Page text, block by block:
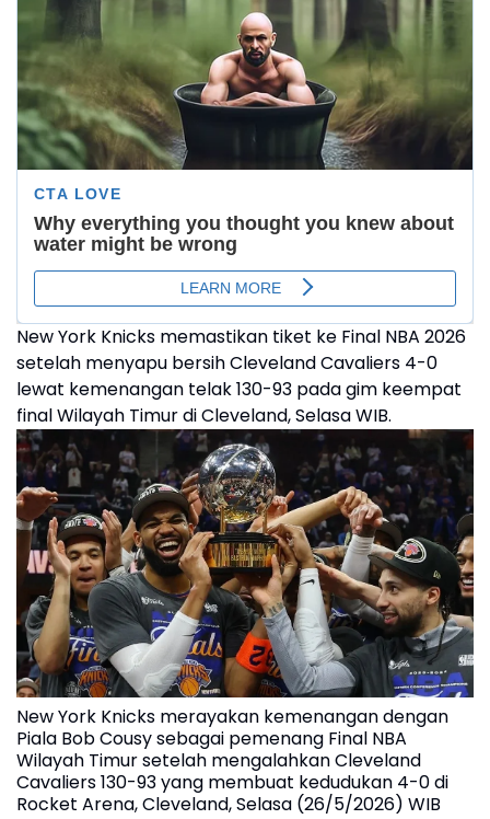
New York Knicks memastikan tiket ke Final NBA 2026
setelah menyapu bersih Cleveland Cavaliers 4-0
lewat kemenangan telak 130-93 pada gim keempat
final Wilayah Timur di Cleveland, Selasa WIB.
New York Knicks merayakan kemenangan dengan
Piala Bob Cousy sebagai pemenang Final NBA
Wilayah Timur setelah mengalahkan Cleveland
Cavaliers 130-93 yang membuat kedudukan 4-0 di
Rocket Arena, Cleveland, Selasa (26/5/2026) WIB